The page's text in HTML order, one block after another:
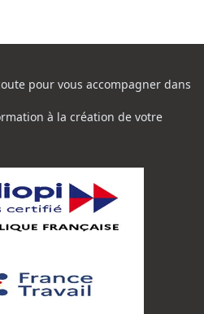
pour vous accompagner dans
à la création de votre